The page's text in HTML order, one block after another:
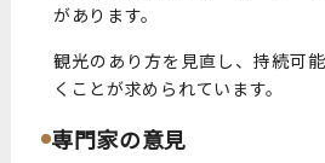
があります。
観光のあり方を見直し、持続可
くことが求められています。
専門家の意見